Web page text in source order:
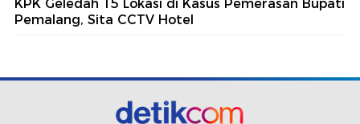
KPK Geledah 15 Lokasi di Kasus Pemerasan Bupati
Pemalang, Sita CCTV Hotel